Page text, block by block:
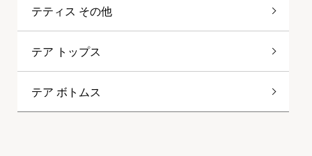
テティス その他
テア トップス
テア ボトムス